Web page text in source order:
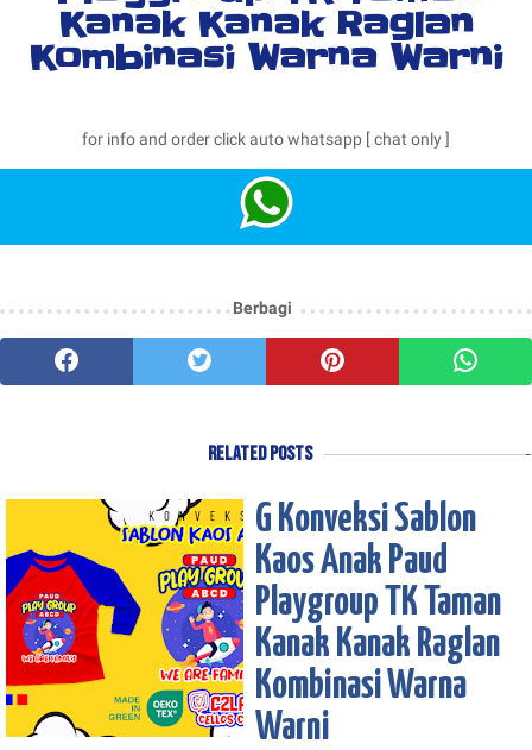
Kanak Kanak Raglan
Kombinasi Warna Warni
for info and order click auto whatsapp [ chat only ]
Berbagi
Related Posts
G Konveksi Sablon
Kaos Anak Paud
Playgroup TK Taman
Kanak Kanak Raglan
Kombinasi Warna
Warni